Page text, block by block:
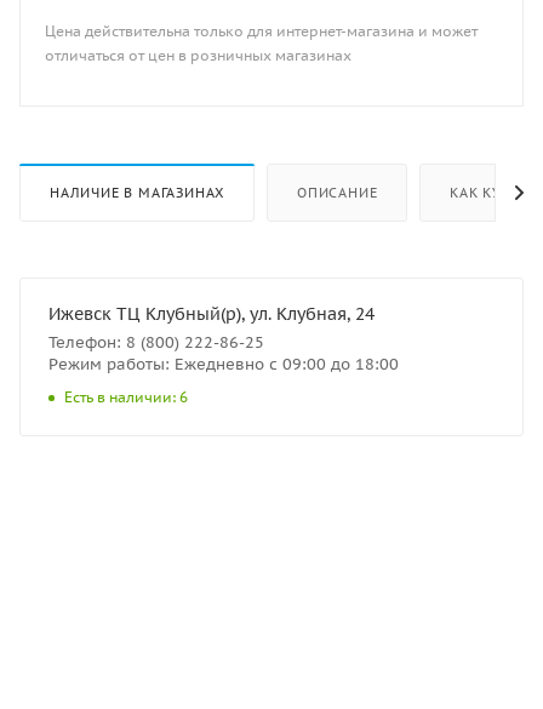
Цена действительна только для интернет-магазина и может
отличаться от цен в розничных магазинах
НАЛИЧИЕ В МАГАЗИНАХ ОПИСАНИЕ КАК КУПИТЬ
Ижевск ТЦ Клубный(р), ул. Клубная, 24
Телефон: 8 (800) 222-86-25
Режим работы: Ежедневно с 09:00 до 18:00
Есть в наличии: 6